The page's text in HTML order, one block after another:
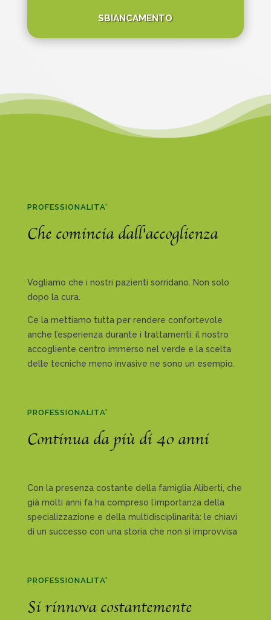
SBIANCAMENTO
PROFESSIONALITA'
Che comincia dall'accoglienza
Vogliamo che i nostri pazienti sorridano. Non solo
dopo la cura.
Ce la mettiamo tutta per rendere confortevole
anche l’esperienza durante i trattamenti: il nostro
accogliente centro immerso nel verde e la scelta
delle tecniche meno invasive ne sono un esempio.
PROFESSIONALITA'
Continua da più di 40 anni
Con la presenza costante della famiglia Aliberti, che
già molti anni fa ha compreso l’importanza della
specializzazione e della multidisciplinarità: le chiavi
di un successo con una storia che non si improvvisa
PROFESSIONALITA'
Si rinnova costantemente